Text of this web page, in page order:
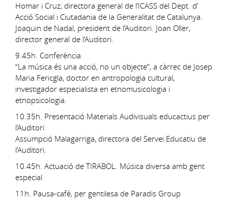
Homar i Cruz, directora general de l’ICASS del Dept. d’
Acció Social i Ciutadania de la Generalitat de Catalunya.
Joaquin de Nadal, president de l’Auditori. Joan Oller,
director general de l’Auditori.
9.45h. Conferència
“La música és una acció, no un objecte”, a càrrec de Josep
Maria Fericgla, doctor en antropologia cultural,
investigador especialista en etnomusicologia i
etnopsicologia.
10.35h. Presentació Materials Audivisuals educactius per
l’Auditori
Assumpció Malagarriga, directora del Servei Educatiu de
l’Auditori.
10.45h. Actuació de TIRABOL. Música diversa amb gent
especial
11h. Pausa-cafè, per gentilesa de Paradis Group